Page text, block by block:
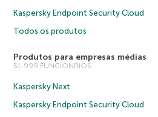
Kaspersky Endpoint Security Cloud
Todos os produtos
Produtos para empresas médias
51-999 FUNCIONRIOS
Kaspersky Next
Kaspersky Endpoint Security Cloud